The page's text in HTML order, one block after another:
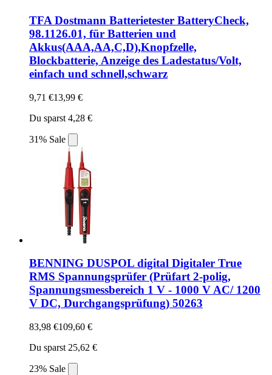
TFA Dostmann Batterietester BatteryCheck,
98.1126.01, für Batterien und
Akkus(AAA,AA,C,D),Knopfzelle,
Blockbatterie, Anzeige des Ladestatus/Volt,
einfach und schnell,schwarz
9,71 €13,99 €
Du sparst 4,28 €
31% Sale
BENNING DUSPOL digital Digitaler True
RMS Spannungsprüfer (Prüfart 2-polig,
Spannungsmessbereich 1 V - 1000 V AC/ 1200
V DC, Durchgangsprüfung) 50263
83,98 €109,60 €
Du sparst 25,62 €
23% Sale